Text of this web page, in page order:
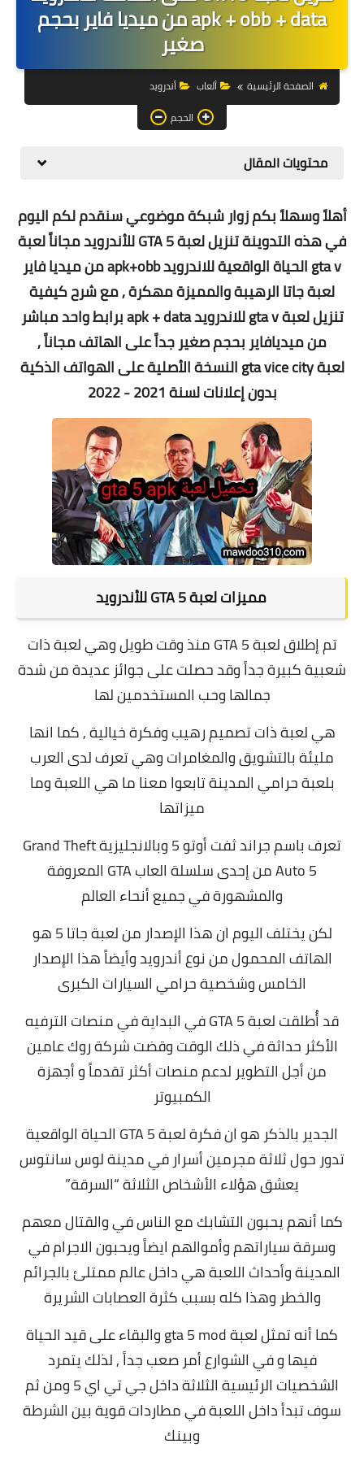
التجارة الالكترونية
التسويق
التداول
وظائف
المواقع
زيادة متابعين
العملات المشفرة
الاستثمار
apk + obb + data من ميديا فاير بحجم
صغير
الصفحة الرئيسية ألعاب
أندرويد
الحجم
محتويات المقال
أهلاً وسهلاً بكم زوار شبكة موضوعي سنقدم لكم اليوم
في هذه التدوينة تنزيل لعبة GTA 5 للأندرويد مجاناً لعبة
gta v الحياة الواقعية للاندرويد apk+obb من ميديا فاير
لعبة جاتا الرهيبة والمميزة مهكرة , مع شرح كيفية
تنزيل لعبة gta v للاندرويد apk + data برابط واحد مباشر
من ميديافاير بحجم صغير جداً على الهاتف مجاناً ,
لعبة gta vice city النسخة الأصلية على الهواتف الذكية
بدون إعلانات لسنة 2021 - 2022
مميزات لعبة GTA 5 للأندرويد
تم إطلاق لعبة GTA 5 منذ وقت طويل وهي لعبة ذات
شعبية كبيرة جداً وقد حصلت على جوائز عديدة من شدة
جمالها وحب المستخدمين لها
هي لعبة ذات تصميم رهيب وفكرة خيالية , كما انها
مليئة بالتشويق والمغامرات وهي تعرف لدى العرب
بلعبة حرامي المدينة تابعوا معنا ما هي اللعبة وما
ميزاتها
تعرف باسم جراند ثفت أوتو 5 وبالانجليزية Grand Theft
Auto 5 من إحدى سلسلة العاب GTA المعروفة
والمشهورة في جميع أنحاء العالم
لكن يختلف اليوم ان هذا الإصدار من لعبة جاتا 5 هو
الهاتف المحمول من نوع أندرويد وأيضاً هذا الإصدار
الخامس وشخصية حرامي السيارات الكبرى
قد أُطلقت لعبة GTA 5 في البداية في منصات الترفيه
الأكثر حداثة في ذلك الوقت وقضت شركة روك عامين
من أجل التطوير لدعم منصات أكثر تقدماً و أجهزة
الكمبيوتر
الجدير بالذكر هو ان فكرة لعبة GTA 5 الحياة الواقعية
تدور حول ثلاثة مجرمين أسرار في مدينة لوس سانتوس
يعشق هؤلاء الأشخاص الثلاثة “السرقة”
كما أنهم يحبون التشابك مع الناس في والقتال معهم
وسرقة سياراتهم وأموالهم ايضاً ويحبون الاجرام في
المدينة وأحداث اللعبة هي داخل عالم ممتلئ بالجرائم
والخطر وهذا كله بسبب كثرة العصابات الشريرة
كما أنه تمثل لعبة gta 5 mod والبقاء على قيد الحياة
فيها و في الشوارع أمر صعب جداً , لذلك يتمرد
الشخصيات الرئيسية الثلاثة داخل جي تي اي 5 ومن ثم
سوف تبدأ داخل اللعبة في مطاردات قوية بين الشرطة
وبينك